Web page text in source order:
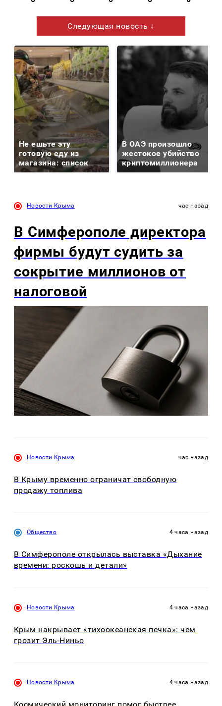
Следующая новость ↓
Не ешьте эту
готовую еду из
магазина: список
В ОАЭ произошло
жестокое убийство
криптомиллионера
Новости Крыма час назад
В Симферополе директора
фирмы будут судить за
сокрытие миллионов от
налоговой
Новости Крыма час назад
В Крыму временно ограничат свободную
продажу топлива
Общество 4 часа назад
В Симферополе открылась выставка «Дыхание
времени: роскошь и детали»
Новости Крыма 4 часа назад
Крым накрывает «тихоокеанская печка»: чем
грозит Эль-Ниньо
Новости Крыма 4 часа назад